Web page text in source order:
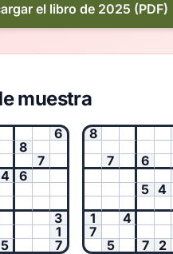
el libro de 2025 (PDF)
muestra
6
8
7
4
6
3
1
5 7
8
7
6
5 4
1
4
7
5
7 2